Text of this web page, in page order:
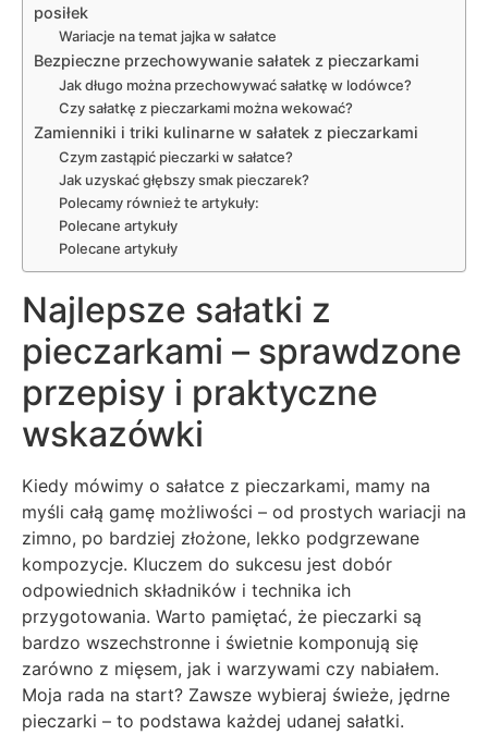
posiłek
Wariacje na temat jajka w sałatce
Bezpieczne przechowywanie sałatek z pieczarkami
Jak długo można przechowywać sałatkę w lodówce?
Czy sałatkę z pieczarkami można wekować?
Zamienniki i triki kulinarne w sałatek z pieczarkami
Czym zastąpić pieczarki w sałatce?
Jak uzyskać głębszy smak pieczarek?
Polecamy również te artykuły:
Polecane artykuły
Polecane artykuły
Najlepsze sałatki z
pieczarkami – sprawdzone
przepisy i praktyczne
wskazówki
Kiedy mówimy o sałatce z pieczarkami, mamy na
myśli całą gamę możliwości – od prostych wariacji na
zimno, po bardziej złożone, lekko podgrzewane
kompozycje. Kluczem do sukcesu jest dobór
odpowiednich składników i technika ich
przygotowania. Warto pamiętać, że pieczarki są
bardzo wszechstronne i świetnie komponują się
zarówno z mięsem, jak i warzywami czy nabiałem.
Moja rada na start? Zawsze wybieraj świeże, jędrne
pieczarki – to podstawa każdej udanej sałatki.